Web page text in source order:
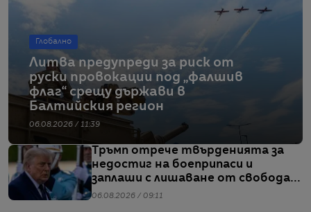
Глобално
Литва предупреди за риск от
руски провокации под „фалшив
флаг“ срещу държави в
Балтийския регион
06.08.2026 / 11:39
Тръмп отрече твърденията за
недостиг на боеприпаси и
заплаши с лишаване от свобода
хората, които разпространяват
06.08.2026 / 09:11